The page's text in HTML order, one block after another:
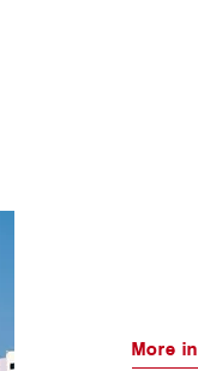
More in